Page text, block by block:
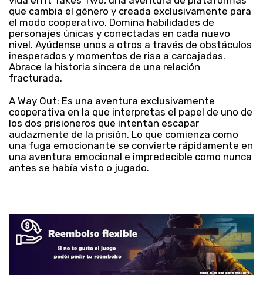
que cambia el género y creada exclusivamente para
el modo cooperativo. Domina habilidades de
personajes únicas y conectadas en cada nuevo
nivel. Ayúdense unos a otros a través de obstáculos
inesperados y momentos de risa a carcajadas.
Abrace la historia sincera de una relación
fracturada.
A Way Out: Es una aventura exclusivamente
cooperativa en la que interpretas el papel de uno de
los dos prisioneros que intentan escapar
audazmente de la prisión. Lo que comienza como
una fuga emocionante se convierte rápidamente en
una aventura emocional e impredecible como nunca
antes se había visto o jugado.